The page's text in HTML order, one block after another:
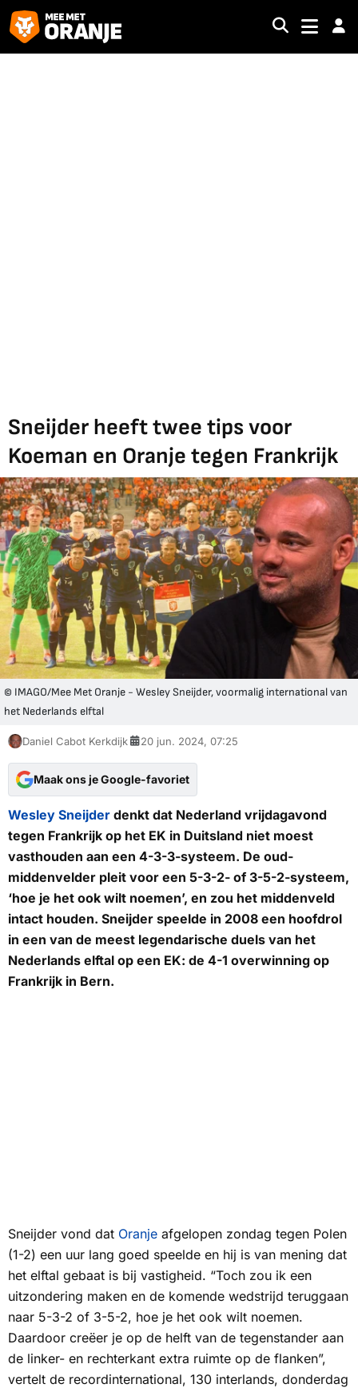
Sneijder heeft twee tips voor
Koeman en Oranje tegen Frankrijk
© IMAGO/Mee Met Oranje - Wesley Sneijder, voormalig international van
het Nederlands elftal
Daniel Cabot Kerkdijk 20 jun. 2024, 07:25
Maak ons je Google-favoriet
Wesley Sneijder denkt dat Nederland vrijdagavond
tegen Frankrijk op het EK in Duitsland niet moest
vasthouden aan een 4-3-3-systeem. De oud-
middenvelder pleit voor een 5-3-2- of 3-5-2-systeem,
‘hoe je het ook wilt noemen’, en zou het middenveld
intact houden. Sneijder speelde in 2008 een hoofdrol
in een van de meest legendarische duels van het
Nederlands elftal op een EK: de 4-1 overwinning op
Frankrijk in Bern.
Sneijder vond dat Oranje afgelopen zondag tegen Polen
(1-2) een uur lang goed speelde en hij is van mening dat
het elftal gebaat is bij vastigheid. “Toch zou ik een
uitzondering maken en de komende wedstrijd teruggaan
naar 5-3-2 of 3-5-2, hoe je het ook wilt noemen.
Daardoor creëer je op de helft van de tegenstander aan
de linker- en rechterkant extra ruimte op de flanken”,
vertelt de recordinternational, 130 interlands, donderdag